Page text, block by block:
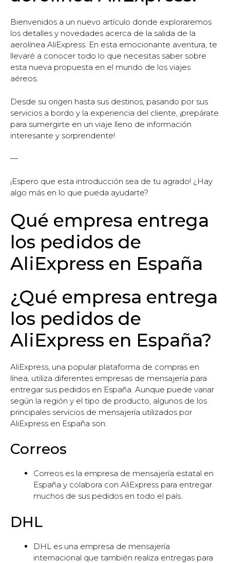
Bienvenidos a un nuevo artículo donde exploraremos
los detalles y novedades acerca de la salida de la
aerolínea AliExpress. En esta emocionante aventura, te
llevaré a conocer todo lo que necesitas saber sobre
esta nueva propuesta en el mundo de los viajes
aéreos.
Desde su origen hasta sus destinos, pasando por sus
servicios a bordo y la experiencia del cliente, ¡prepárate
para sumergirte en un viaje lleno de información
interesante y sorprendente!
—
¡Espero que esta introducción sea de tu agrado! ¿Hay
algo más en lo que pueda ayudarte?
Qué empresa entrega
los pedidos de
AliExpress en España
¿Qué empresa entrega
los pedidos de
AliExpress en España?
AliExpress, una popular plataforma de compras en
línea, utiliza diferentes empresas de mensajería para
entregar sus pedidos en España. Aunque puede variar
según la región y el tipo de producto, algunos de los
principales servicios de mensajería utilizados por
AliExpress en España son:
Correos
Correos es la empresa de mensajería estatal en
España y colabora con AliExpress para entregar
muchos de sus pedidos en todo el país.
DHL
DHL es una empresa de mensajería
internacional que también realiza entregas para